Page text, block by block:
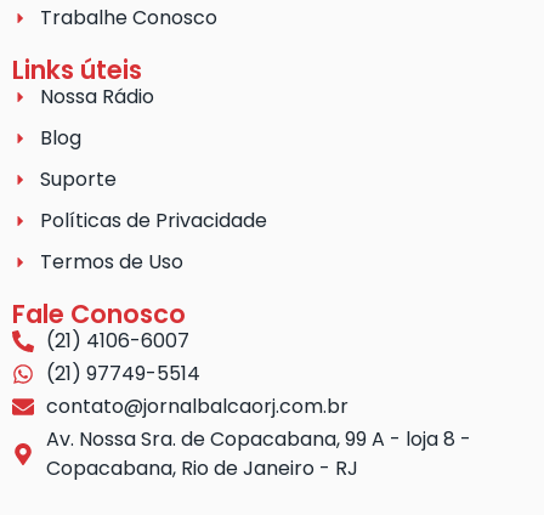
Trabalhe Conosco
Links úteis
Nossa Rádio
Blog
Suporte
Políticas de Privacidade
Termos de Uso
Fale Conosco
(21) 4106-6007
(21) 97749-5514
contato@jornalbalcaorj.com.br
Av. Nossa Sra. de Copacabana, 99 A - loja 8 -
Copacabana, Rio de Janeiro - RJ